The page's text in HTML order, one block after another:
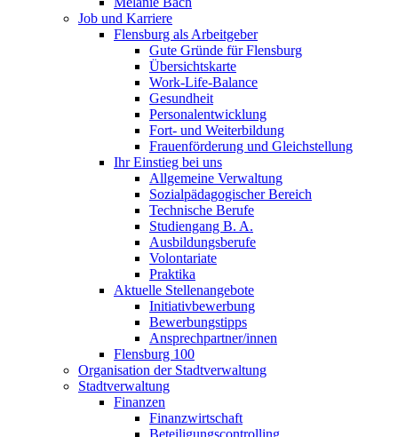
Job und Karriere
Flensburg als Arbeitgeber
Gute Gründe für Flensburg
Übersichtskarte
Work-Life-Balance
Gesundheit
Personalentwicklung
Fort- und Weiterbildung
Frauenförderung und Gleichstellung
Ihr Einstieg bei uns
Allgemeine Verwaltung
Sozialpädagogischer Bereich
Technische Berufe
Studiengang B. A.
Ausbildungsberufe
Volontariate
Praktika
Aktuelle Stellenangebote
Initiativbewerbung
Bewerbungstipps
Ansprechpartner/innen
Flensburg 100
Organisation der Stadtverwaltung
Stadtverwaltung
Finanzen
Finanzwirtschaft
Beteiligungscontrolling